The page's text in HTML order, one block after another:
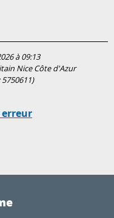
à 09:13
Nice Côte d'Azur
5750611)
erreur